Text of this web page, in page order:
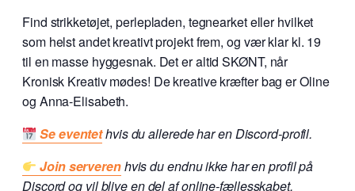
Find strikketøjet, perlepladen, tegnearket eller hvilket
som helst andet kreativt projekt frem, og vær klar kl. 19
til en masse hyggesnak. Det er altid SKØNT, når
Kronisk Kreativ mødes! De kreative kræfter bag er Oline
og Anna-Elisabeth.
Se eventethvis du allerede har en Discord-profil.
Join serverenhvis du endnu ikke har en profil på
Discord og vil blive en del af online-fællesskabet.